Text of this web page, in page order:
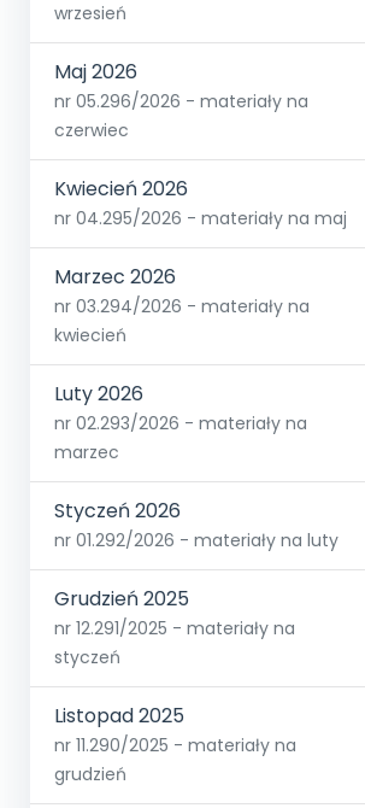
wrzesień
Maj 2026
nr 05.296/2026 - materiały na
czerwiec
Kwiecień 2026
nr 04.295/2026 - materiały na maj
Marzec 2026
nr 03.294/2026 - materiały na
kwiecień
Luty 2026
nr 02.293/2026 - materiały na
marzec
Styczeń 2026
nr 01.292/2026 - materiały na luty
Grudzień 2025
nr 12.291/2025 - materiały na
styczeń
Listopad 2025
nr 11.290/2025 - materiały na
grudzień